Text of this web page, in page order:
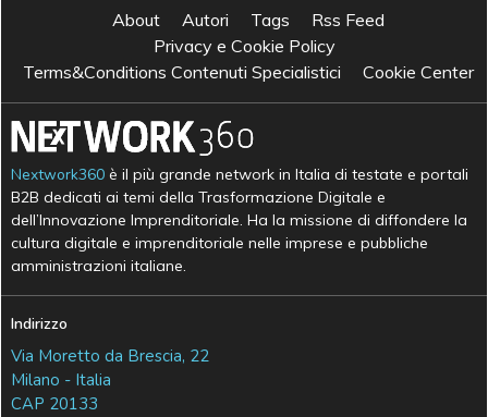
About Autori Tags
Rss Feed
Privacy e Cookie Policy
Terms&Conditions Contenuti Specialistici
Cookie Center
Nextwork360 è il più grande network in Italia di testate e portali
B2B dedicati ai temi della Trasformazione Digitale e
dell’Innovazione Imprenditoriale. Ha la missione di diffondere la
cultura digitale e imprenditoriale nelle imprese e pubbliche
amministrazioni italiane.
Indirizzo
Via Moretto da Brescia, 22
Milano - Italia
CAP 20133